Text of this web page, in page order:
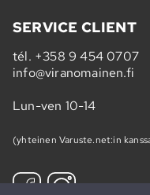
SERVICE CLIENT
tél. +358 9 454 0707
info@viranomainen.fi
Lun-ven 10-14
(yhteinen Varuste.net:in